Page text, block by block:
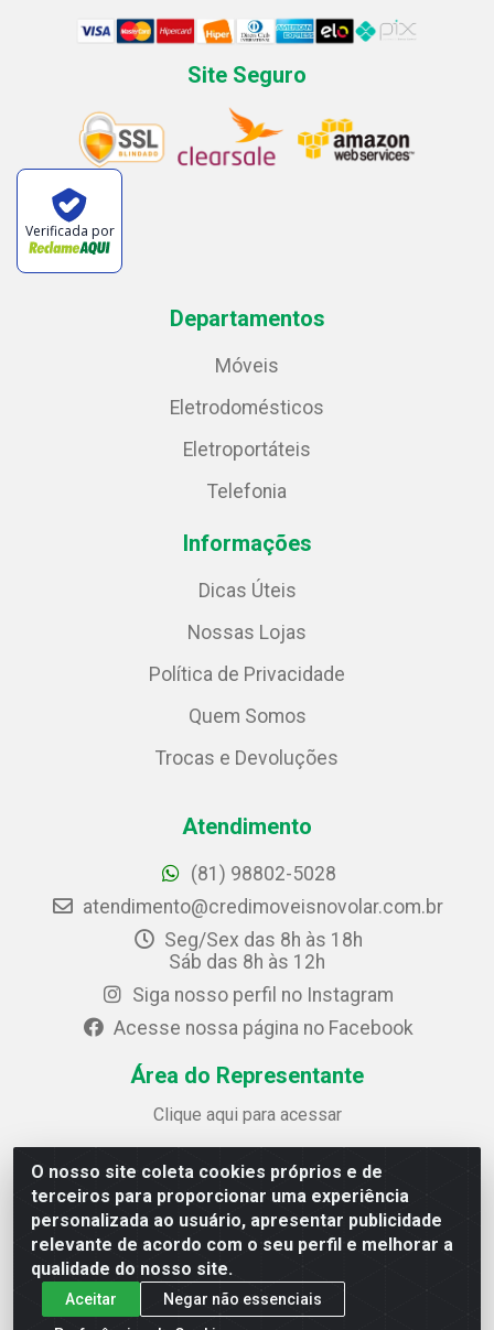
O nosso site coleta cookies próprios e de
terceiros para proporcionar uma experiência
personalizada ao usuário, apresentar publicidade
relevante de acordo com o seu perfil e melhorar a
qualidade do nosso site.
Aceitar
Negar não essenciais
Site Seguro
Verificada por
Departamentos
Móveis
Eletrodomésticos
Eletroportáteis
Telefonia
Informações
Dicas Úteis
Nossas Lojas
Política de Privacidade
Quem Somos
Trocas e Devoluções
Atendimento
(81) 98802-5028
atendimento@credimoveisnovolar.com.br
Seg/Sex das 8h às 18h
Sáb das 8h às 12h
Siga nosso perfil no Instagram
Acesse nossa página no Facebook
Área do Representante
Clique aqui para acessar
Credimóveis Novolar Ltda
Rua José Alves Bezerra, 430 - Prazeres - Jaboatão dos
Guararapes / PE - CEP 54.325-610
CNPJ: 09.930.165/0013-70